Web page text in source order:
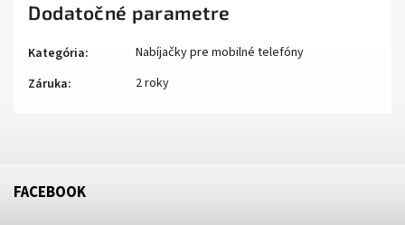
Dodatočné parametre
Kategória:
Nabíjačky pre mobilné telefóny
Záruka: 2 roky
FACEBOOK